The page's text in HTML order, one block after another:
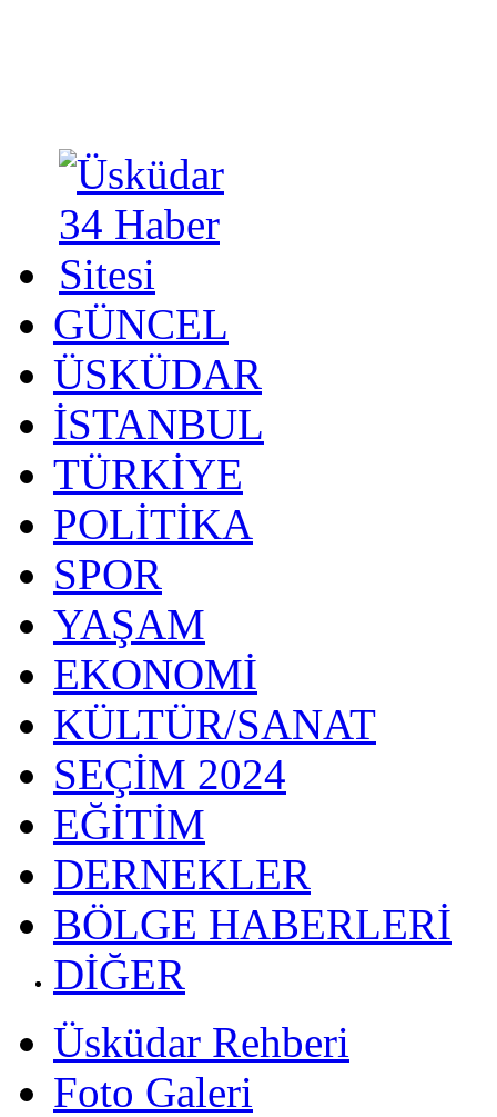
GÜNCEL
ÜSKÜDAR
İSTANBUL
TÜRKİYE
POLİTİKA
SPOR
YAŞAM
EKONOMİ
KÜLTÜR/SANAT
SEÇİM 2024
EĞİTİM
DERNEKLER
BÖLGE HABERLERİ
DİĞER
Üsküdar Rehberi
Foto Galeri